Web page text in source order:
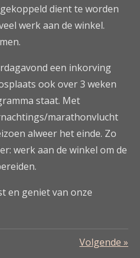
dient te worden
werk aan de winkel.
een inkorving
ook over 3 weken
staat. Met
marathonvlucht
alweer het einde. Zo
werk aan de winkel om de
en geniet van onze
Volgende »